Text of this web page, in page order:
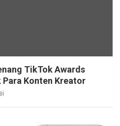
TikTok Awards
Konten Kreator